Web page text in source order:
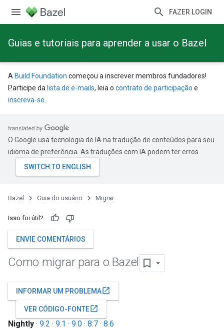
FAZER LOGIN
Guias e tutoriais para aprender a usar o Bazel
A Build Foundation começou a inscrever membros fundadores!
Participe da lista de e-mails, leia o contrato de participação e
inscreva-se
O Google usa tecnologia de IA na tradução de conteúdos para seu
idioma de preferência. As traduções com IA podem ter erros.
Bazel Guia do usuário Migrar
Isso foi útil?
ENVIE COMENTÁRIOS
Como migrar para o Bazel
INFORMAR UM PROBLEMAopen_in_new
VER CÓDIGO-FONTEopen_in_new
Nightly · 9.2 · 9.1 · 9.0 · 8.7 · 8.6